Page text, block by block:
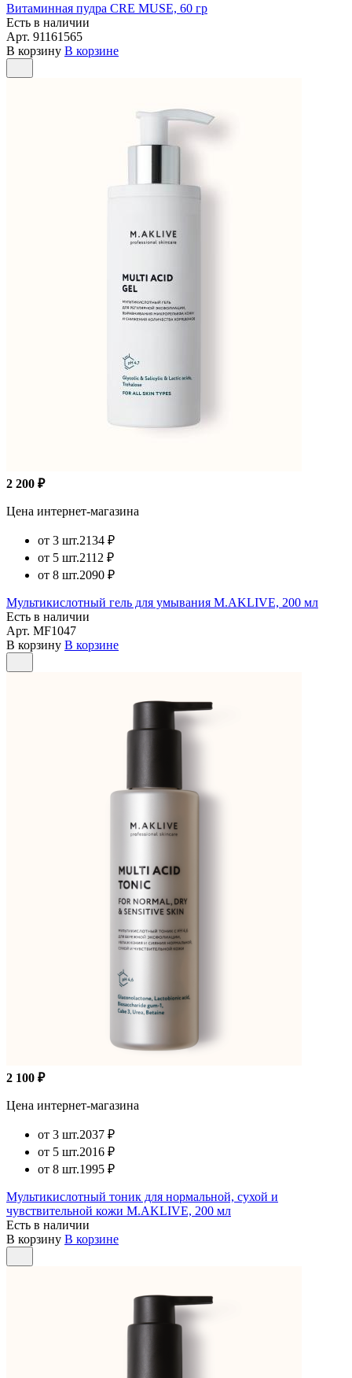
Витаминная пудра CRE MUSE, 60 гр
Есть в наличии
Арт. 91161565
В корзину В корзине
2 200 ₽
Цена интернет-магазина
от 3 шт.2134 ₽
от 5 шт.2112 ₽
от 8 шт.2090 ₽
Мультикислотный гель для умывания M.AKLIVE, 200 мл
Есть в наличии
Арт. MF1047
В корзину В корзине
2 100 ₽
Цена интернет-магазина
от 3 шт.2037 ₽
от 5 шт.2016 ₽
от 8 шт.1995 ₽
Мультикислотный тоник для нормальной, сухой и
чувствительной кожи M.AKLIVE, 200 мл
Есть в наличии
В корзину В корзине